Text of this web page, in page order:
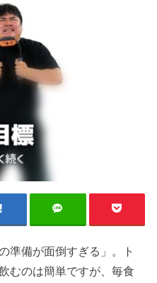
準備が面倒すぎる」。ト
むのは簡単ですが、毎食